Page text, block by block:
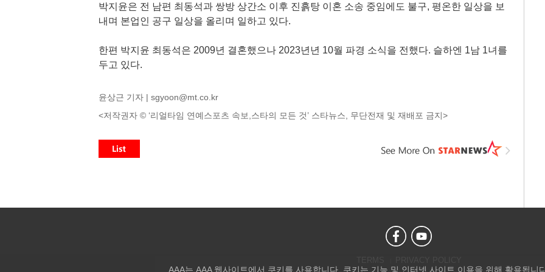
박지윤은 전 남편 최동석과 쌍방 상간소 이후 진흙탕 이혼 소송 중임에도 불구, 평온한 일상을 보
내며 본업인 공구 일상을 올리며 일하고 있다.
한편 박지윤 최동석은 2009년 결혼했으나 2023년년 10월 파경 소식을 전했다. 슬하엔 1남 1녀를
두고 있다.
윤상근 기자 | sgyoon@mt.co.kr
<저작권자 © ‘리얼타임 연예스포츠 속보,스타의 모든 것’ 스타뉴스, 무단전재 및 재배포 금지>
AAA는 AAA 웹사이트에서 쿠키를 사용합니다. 쿠키는 기능 및 인터넷 사이트 이용을 위해 활용됩니